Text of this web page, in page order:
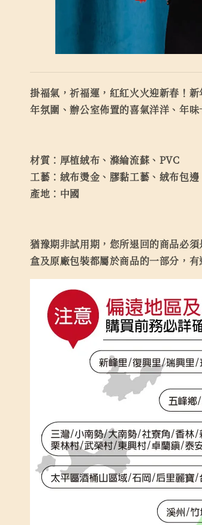
掛福氣，祈福運，紅紅火火迎新春！
年氛圍、辦公室佈置的喜氣洋洋、年
材質：厚植絨布、滌綸流蘇、PVC
工藝：絨布燙金、膠黏工藝、絨布包邊
產地：中國
猶豫期非試用期，您所退回的商品必
盒及原廠包裝都屬於商品的一部分，